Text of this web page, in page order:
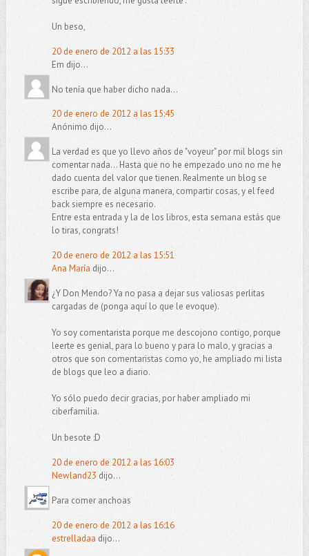
Un beso,
20 de enero de 2012 a las 15:33
Em dijo...
No tenía que haber dicho nada...
20 de enero de 2012 a las 15:45
Anónimo dijo...
La verdad es que yo llevo años de "voyeur" por mil blogs sin
comentar nada... Hasta que no he empezado uno no me he
dado cuenta del valor que tienen. Realmente un blog se
escribe para, de alguna manera, compartir cosas, y el feed
back siempre es necesario.
Entre esta entrada y la de los libros, esta semana estás que
lo tiras, congrats!
20 de enero de 2012 a las 15:51
Ana Maríadijo...
¿Y Don Mendo? Ya no pasa a dejar sus valiosas perlitas
cargadas de (ponga aquí lo que le evoque).
Yo soy comentarista porque me descojono contigo, porque
leerte es genial, para lo bueno y para lo malo, y gracias a
otros que son comentaristas como yo, he ampliado mi lista
de blogs que leo a diario.
Yo sólo puedo decir gracias, por haber ampliado mi
ciberfamilia.
Un besote :D
20 de enero de 2012 a las 16:03
Newland23 dijo...
Para comer anchoas
20 de enero de 2012 a las 16:16
estrelladaa dijo...